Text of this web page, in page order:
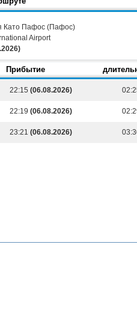
Като Пафос (Пафос)
Airport
Прибытие
22:15 (06.08.2026)
22:19 (06.08.2026)
23:21 (06.08.2026)